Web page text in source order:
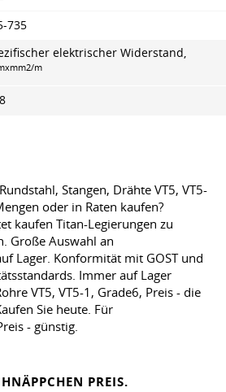
735
elektrischer Widerstand,
m
Stangen, Drähte VT5, VT5-
oder in Raten kaufen?
kaufen Titan-Legierungen zu
Große Auswahl an
Lager. Konformität mit GOST und
Immer auf Lager
VT5, VT5-1, Grade6, Preis - die
Sie heute. Für
- günstig.
PREIS.